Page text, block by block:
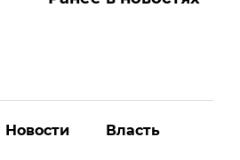
Новости Власть